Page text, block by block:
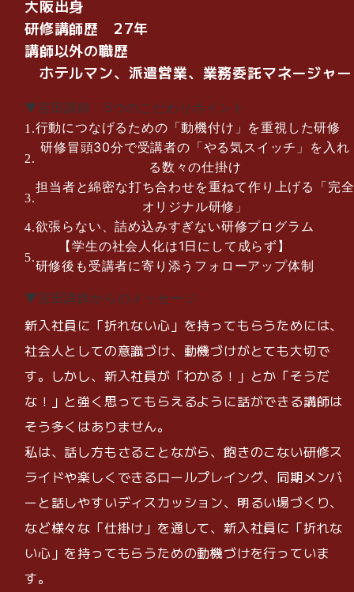
大阪出身
研修講師歴 27年
講師以外の職歴
ホテルマン、派遣営業、業務委託マネージャー
▼宮田講師 5つのこだわりポイント
行動につなげるための「動機付け」を重視した研修
研修冒頭30分で受講者の「やる気スイッチ」を入れ
る数々の仕掛け
担当者と綿密な打ち合わせを重ねて作り上げる「完全
オリジナル研修」
欲張らない、詰め込みすぎない研修プログラム
【学生の社会人化は1日にして成らず】
研修後も受講者に寄り添うフォローアップ体制
▼宮田講師からのメッセージ
新入社員に「折れない心」を持ってもらうためには、
社会人としての意識づけ、動機づけがとても大切で
す。しかし、新入社員が「わかる！」とか「そうだ
な！」と強く思ってもらえるように話ができる講師は
そう多くはありません。
私は、話し方もさることながら、飽きのこない研修ス
ライドや楽しくできるロールプレイング、同期メンバ
ーと話しやすいディスカッション、明るい場づくり、
など様々な「仕掛け」を通して、新入社員に「折れな
い心」を持ってもらうための動機づけを行っていま
す。